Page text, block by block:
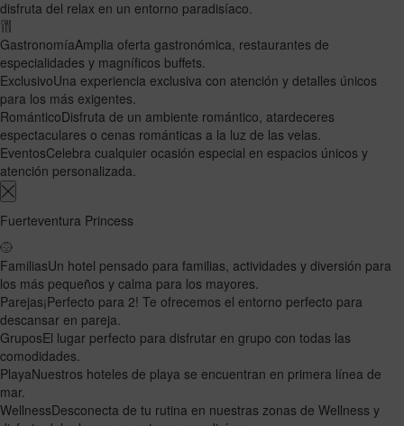
disfruta del relax en un entorno paradisíaco.
GastronomíaAmplia oferta gastronómica, restaurantes de
especialidades y magníficos buffets.
ExclusivoUna experiencia exclusiva con atención y detalles únicos
para los más exigentes.
RománticoDisfruta de un ambiente romántico, atardeceres
espectaculares o cenas románticas a la luz de las velas.
EventosCelebra cualquier ocasión especial en espacios únicos y
atención personalizada.
Fuerteventura Princess
FamiliasUn hotel pensado para familias, actividades y diversión para
los más pequeños y calma para los mayores.
Parejas¡Perfecto para 2! Te ofrecemos el entorno perfecto para
descansar en pareja.
GruposEl lugar perfecto para disfrutar en grupo con todas las
comodidades.
PlayaNuestros hoteles de playa se encuentran en primera línea de
mar.
WellnessDesconecta de tu rutina en nuestras zonas de Wellness y